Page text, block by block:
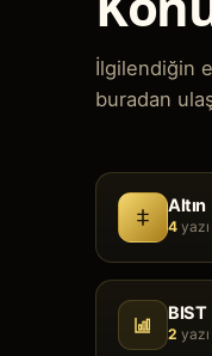
İlgilendiğin
buradan
Altın
4 yazı
BIST
2 yazı